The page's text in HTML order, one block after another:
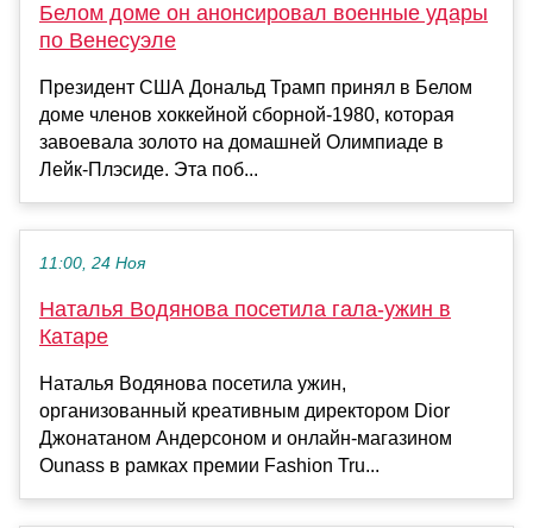
Белом доме он анонсировал военные удары
по Венесуэле
Президент США Дональд Трамп принял в Белом
доме членов хоккейной сборной-1980, которая
завоевала золото на домашней Олимпиаде в
Лейк-Плэсиде. Эта поб...
11:00, 24 Ноя
Наталья Водянова посетила гала-ужин в
Катаре
Наталья Водянова посетила ужин,
организованный креативным директором Dior
Джонатаном Андерсоном и онлайн-магазином
Ounass в рамках премии Fashion Tru...